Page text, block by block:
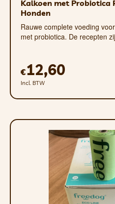
Kalkoen met Probiotica
Honden
Rauwe complete voeding
met probiotica. De recepten
€12,60
Incl. BTW